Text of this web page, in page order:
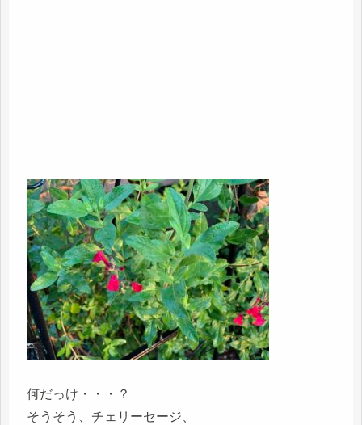
何だっけ・・・？
そうそう、チェリーセージ、